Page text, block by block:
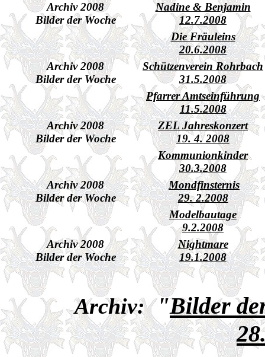
Archiv 2008
Bilder der Woche
Nadine & Benjamin
12.7.2008
Die Fräuleins
20.6.2008
Archiv 2008
Bilder der Woche
Schützenverein Rohrbach
31.5.2008
Pfarrer Amtseinführung
11.5.2008
Archiv 2008
Bilder der Woche
ZEL Jahreskonzert
19. 4. 2008
Kommunionkinder
30.3.2008
Archiv 2008
Bilder der Woche
Mondfinsternis
29. 2.2008
Modelbautage
9.2.2008
Archiv 2008
Bilder der Woche
Nightmare
19.1.2008
Archiv:"Bilder